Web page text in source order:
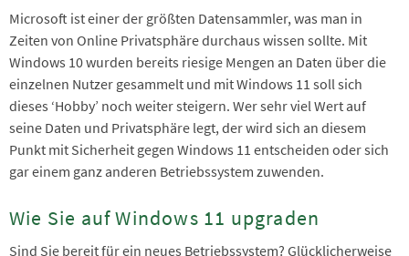
Microsoft ist einer der größten Datensammler, was man in
Zeiten von Online Privatsphäre durchaus wissen sollte. Mit
Windows 10 wurden bereits riesige Mengen an Daten über die
einzelnen Nutzer gesammelt und mit Windows 11 soll sich
dieses ‘Hobby’ noch weiter steigern. Wer sehr viel Wert auf
seine Daten und Privatsphäre legt, der wird sich an diesem
Punkt mit Sicherheit gegen Windows 11 entscheiden oder sich
gar einem ganz anderen Betriebssystem zuwenden.
Wie Sie auf Windows 11 upgraden
Sind Sie bereit für ein neues Betriebssystem? Glücklicherweise